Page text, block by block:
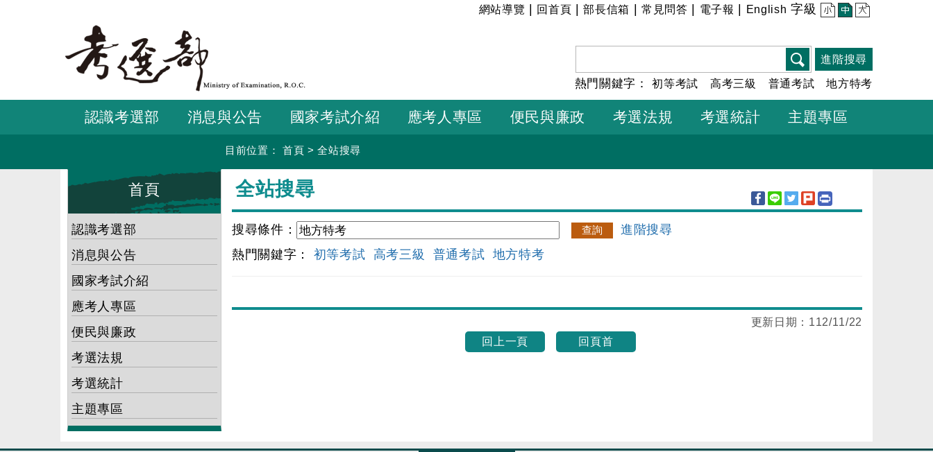
要
容
:::
網站導覽 回首頁 |部長信箱 常見問答 電子報 English 字級 小 中 大
進階搜尋
熱門關鍵字：初等考試 高考三級 普通考試 地方特考
認識考選部 消息與公告 國家考試介紹 應考人專區 便民與廉政 考選法規 考選統計 主題專區
目前位置： 首頁 >全站搜尋
首頁
認識考選部
消息與公告
國家考試介紹
應考人專區
便民與廉政
考選法規
考選統計
主題專區
全站搜尋
搜尋條件：
進階搜尋
熱門關鍵字： 初等考試 高考三級 普通考試 地方特考
更新日期： 112/11/22
回上一頁
回頁首